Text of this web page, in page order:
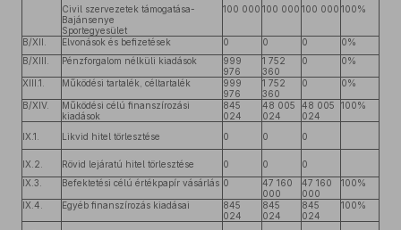
Civil szervezetek támogatása-
Bajánsenye
Sportegyesület
100 000 100 000 100 000 100%
B/XII. Elvonások és befizetések 0 0 0
0%
B/XIII.
Pénzforgalom nélküli kiadások
999
976
1 752
360
0 0%
XIII.1. Működési tartalék, céltartalék
999
976
1 752
360
0 0%
B/XIV.
Működési célú finanszírozási
kiadások
845
024
48 005
024
48 005
024
100%
IX.1. Likvid hitel törlesztése 0 0 0
IX.2. Rövid lejáratú hitel törlesztése 0 0
0
IX.3.
Befektetési célú értékpapír vásárlás 0
47 160
000
47 160
000
100%
IX.4. Egyéb finanszírozás kiadásai
845
024
845
024
845
024
100%